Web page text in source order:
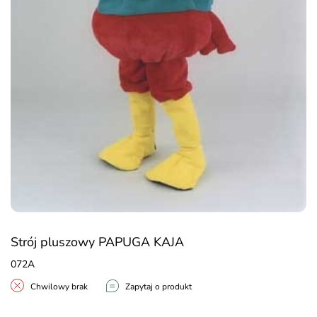
Strój pluszowy PAPUGA KAJA
072A
Chwilowy brak Zapytaj o produkt